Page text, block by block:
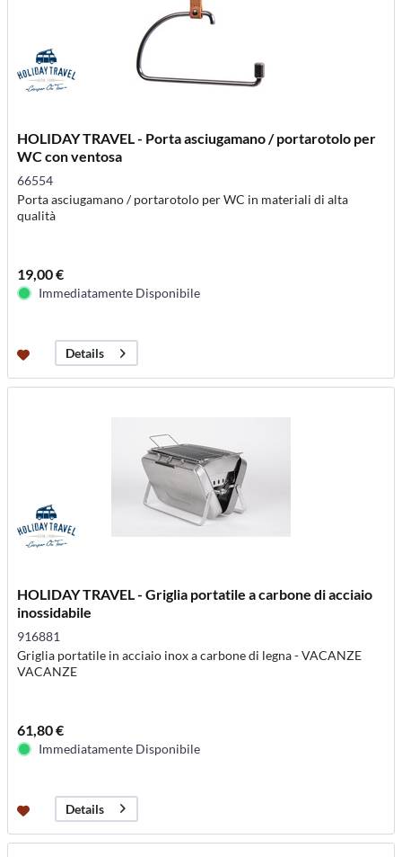
HOLIDAY TRAVEL - Porta asciugamano / portarotolo per
WC con ventosa
66554
Porta asciugamano / portarotolo per WC in materiali di alta
qualità
19,00 €
Immediatamente Disponibile
Details
HOLIDAY TRAVEL - Griglia portatile a carbone di acciaio
inossidabile
916881
Griglia portatile in acciaio inox a carbone di legna - VACANZE
VACANZE
61,80 €
Immediatamente Disponibile
Details